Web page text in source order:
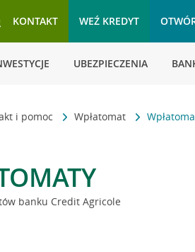
KONTAKT WEŹ KREDYT
UBEZPIECZENIA
i pomoc Wpłatomat
banku Credit Agricole